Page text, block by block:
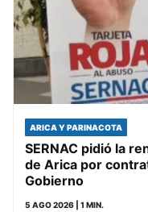
ARICA Y PARINACOTA
SERNAC pidió la
de Arica por
Gobierno
5 AGO 2026 | 1 MIN.